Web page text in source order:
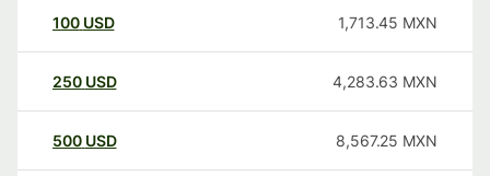
100 USD 1,713.45 MXN
250 USD 4,283.63 MXN
500 USD 8,567.25 MXN